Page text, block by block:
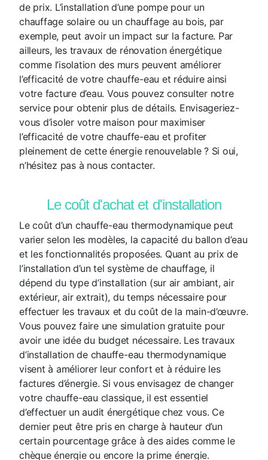
de prix. L’installation d’une pompe pour un
chauffage solaire ou un chauffage au bois, par
exemple, peut avoir un impact sur la facture. Par
ailleurs, les travaux de rénovation énergétique
comme l’isolation des murs peuvent améliorer
l’efficacité de votre chauffe-eau et réduire ainsi
votre facture d’eau. Vous pouvez consulter notre
service pour obtenir plus de détails. Envisageriez-
vous d’isoler votre maison pour maximiser
l’efficacité de votre chauffe-eau et profiter
pleinement de cette énergie renouvelable ? Si oui,
n’hésitez pas à nous contacter.
Le coût d'achat et d'installation
Le coût d’un chauffe-eau thermodynamique peut
varier selon les modèles, la capacité du ballon d’eau
et les fonctionnalités proposées. Quant au prix de
l’installation d’un tel système de chauffage, il
dépend du type d’installation (sur air ambiant, air
extérieur, air extrait), du temps nécessaire pour
effectuer les travaux et du coût de la main-d’œuvre.
Vous pouvez faire une simulation gratuite pour
avoir une idée du budget nécessaire. Les travaux
d’installation de chauffe-eau thermodynamique
visent à améliorer leur confort et à réduire les
factures d’énergie. Si vous envisagez de changer
votre chauffe-eau classique, il est essentiel
d’effectuer un audit énergétique chez vous. Ce
dernier peut être pris en charge à hauteur d’un
certain pourcentage grâce à des aides comme le
chèque énergie ou encore la prime énergie.